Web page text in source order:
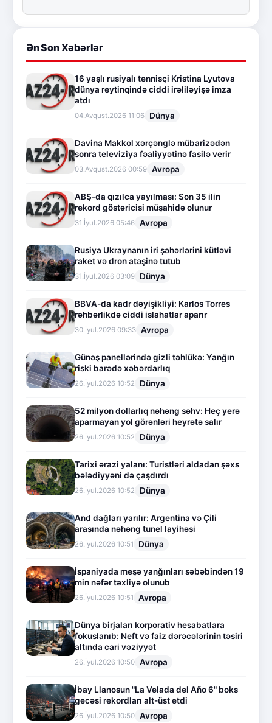
Ən Son Xəbərlər
16 yaşlı rusiyalı tennisçi Kristina Lyutova
dünya reytinqində ciddi irəliləyişə imza
atdı
04.Avqust.2026 11:06 Dünya
Davina Makkol xərçənglə mübarizədən
sonra televiziya fəaliyyətinə fasilə verir
03.Avqust.2026 00:59 Avropa
ABŞ-da qızılca yayılması: Son 35 ilin
rekord göstəricisi müşahidə olunur
31.İyul.2026 05:46 Avropa
Rusiya Ukraynanın iri şəhərlərini kütləvi
raket və dron atəşinə tutub
31.İyul.2026 03:09 Dünya
BBVA-da kadr dəyişikliyi: Karlos Torres
rəhbərlikdə ciddi islahatlar aparır
30.İyul.2026 09:33 Avropa
Günəş panellərində gizli təhlükə: Yanğın
riski barədə xəbərdarlıq
26.İyul.2026 10:52 Dünya
52 milyon dollarlıq nəhəng səhv: Heç yerə
aparmayan yol görənləri heyrətə salır
26.İyul.2026 10:52 Dünya
Tarixi ərazi yalanı: Turistləri aldadan şəxs
bələdiyyəni də çaşdırdı
26.İyul.2026 10:52 Dünya
And dağları yarılır: Argentina və Çili
arasında nəhəng tunel layihəsi
26.İyul.2026 10:51 Dünya
İspaniyada meşə yanğınları səbəbindən 19
min nəfər təxliyə olunub
26.İyul.2026 10:51 Avropa
Dünya birjaları korporativ hesabatlara
fokuslanıb: Neft və faiz dərəcələrinin təsiri
altında cari vəziyyət
26.İyul.2026 10:50 Avropa
İbay Llanosun "La Velada del Año 6" boks
gecəsi rekordları alt-üst etdi
26.İyul.2026 10:50 Avropa